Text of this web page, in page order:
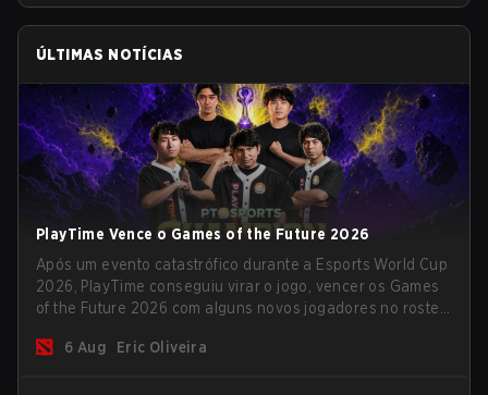
ÚLTIMAS NOTÍCIAS
PlayTime Vence o Games of the Future 2026
Após um evento catastrófico durante a Esports World Cup
2026, PlayTime conseguiu virar o jogo, vencer os Games
of the Future 2026 com alguns novos jogadores no roster
da nova temporada.
6 Aug Eric Oliveira